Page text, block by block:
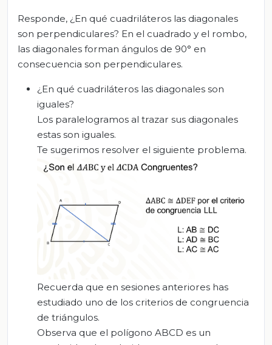
Responde, ¿En qué cuadriláteros las diagonales
son perpendiculares? En el cuadrado y el rombo,
las diagonales forman ángulos de 90° en
consecuencia son perpendiculares.
¿En qué cuadriláteros las diagonales son
iguales?
Los paralelogramos al trazar sus diagonales
estas son iguales.
Te sugerimos resolver el siguiente problema.
Recuerda que en sesiones anteriores has
estudiado uno de los criterios de congruencia
de triángulos.
Observa que el polígono ABCD es un